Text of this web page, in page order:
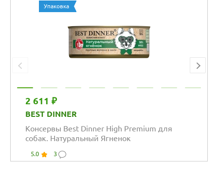
Упаковка
2 611 ₽
BEST DINNER
Консервы Best Dinner High Premium для
собак. Натуральный Ягненок
5.0 3